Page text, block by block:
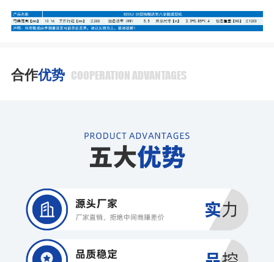
合作优势 COOPERATION ADVANTAGES